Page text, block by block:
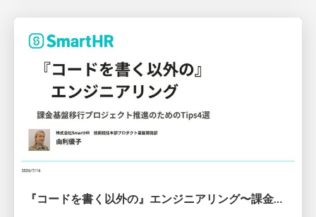
『コードを書く以外の』エンジニアリング〜課金基盤移行プロジェクト推進のためのTips4選